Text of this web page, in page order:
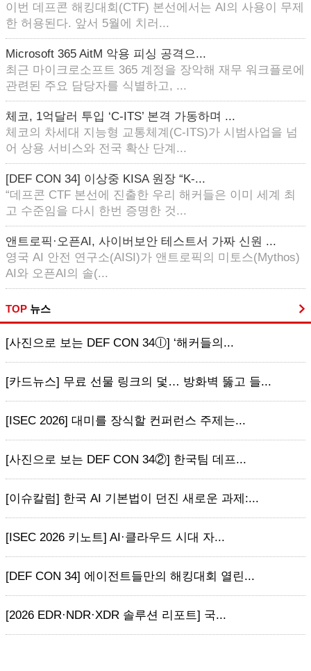
이번 데프콘 해킹대회(CTF) 본선에서는 AI의 사용이 무제
한 허용된다. 앞서 5월에 치러...
Microsoft 365 AitM 악용 피싱 공격으...
최근 마이크로소프트 365 계정을 장악해 재무 워크플로에
관련된 주요 담당자를 식별하고, ...
체코, 1억달러 투입 ‘C-ITS’ 본격 가동하며 ...
체코의 차세대 지능형 교통체계(C-ITS)가 시범사업을 넘
어 상용 서비스와 전국 확산 단계...
[DEF CON 34] 이상중 KISA 원장 “K-...
“데프콘 CTF 본선에 진출한 우리 해커들은 이미 세계 최
고 수준임을 다시 한번 증명한 것...
앤트로픽·오픈AI, 사이버보안 테스트서 가짜 신원 ...
영국 AI 안전 연구소(AISI)가 앤트로픽의 미토스(Mythos)
AI와 오픈AI의 솔(...
TOP 뉴스
[사진으로 보는 DEF CON 34ⓛ] ‘해커들의...
[카드뉴스] 무료 선물 링크의 덫… 방화벽 뚫고 들...
[ISEC 2026] 대미를 장식할 컨퍼런스 주제는...
[사진으로 보는 DEF CON 34②] 한국팀 데프...
[이슈칼럼] 한국 AI 기본법이 던진 새로운 과제:...
[ISEC 2026 키노트] AI·클라우드 시대 자...
[DEF CON 34] 에이전트들만의 해킹대회 열린...
[2026 EDR·NDR·XDR 솔루션 리포트] 국...